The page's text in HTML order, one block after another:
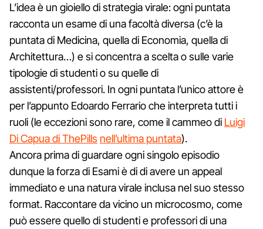
L’idea è un gioiello di strategia virale: ogni puntata
racconta un esame di una facoltà diversa (c’è la
puntata di Medicina, quella di Economia, quella di
Architettura…) e si concentra a scelta o sulle varie
tipologie di studenti o su quelle di
assistenti/professori. In ogni puntata l’unico attore è
per l’appunto Edoardo Ferrario che interpreta tutti i
ruoli (le eccezioni sono rare, come il cammeo di Luigi
Di Capua di ThePills nell’ultima puntata).
Ancora prima di guardare ogni singolo episodio
dunque la forza di Esami è di di avere un appeal
immediato e una natura virale inclusa nel suo stesso
format. Raccontare da vicino un microcosmo, come
può essere quello di studenti e professori di una